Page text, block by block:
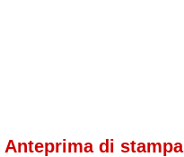
Anteprima di stampa